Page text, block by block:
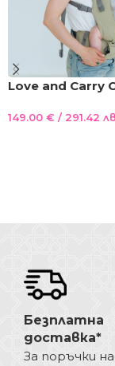
Love and Carry
ергономична
149.00 € / 291.42
Безплатна
доставка*
За поръчки